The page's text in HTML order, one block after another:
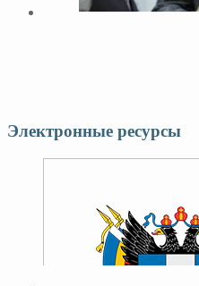
Электронные ресурсы